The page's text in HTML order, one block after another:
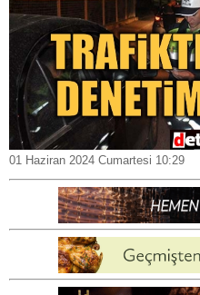
01 Haziran 2024 Cumartesi 10:29